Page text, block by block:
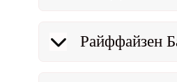
Райффайзен